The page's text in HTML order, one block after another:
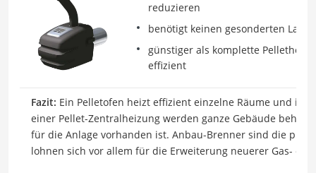
reduzieren
benötigt keinen gesonderten
günstiger als komplette
effizient
Fazit: Ein Pelletofen heizt effizient einzelne Räume und ist
einer Pellet-Zentralheizung werden ganze Gebäude
für die Anlage vorhanden ist. Anbau-Brenner sind die
lohnen sich vor allem für die Erweiterung neuerer Gas-